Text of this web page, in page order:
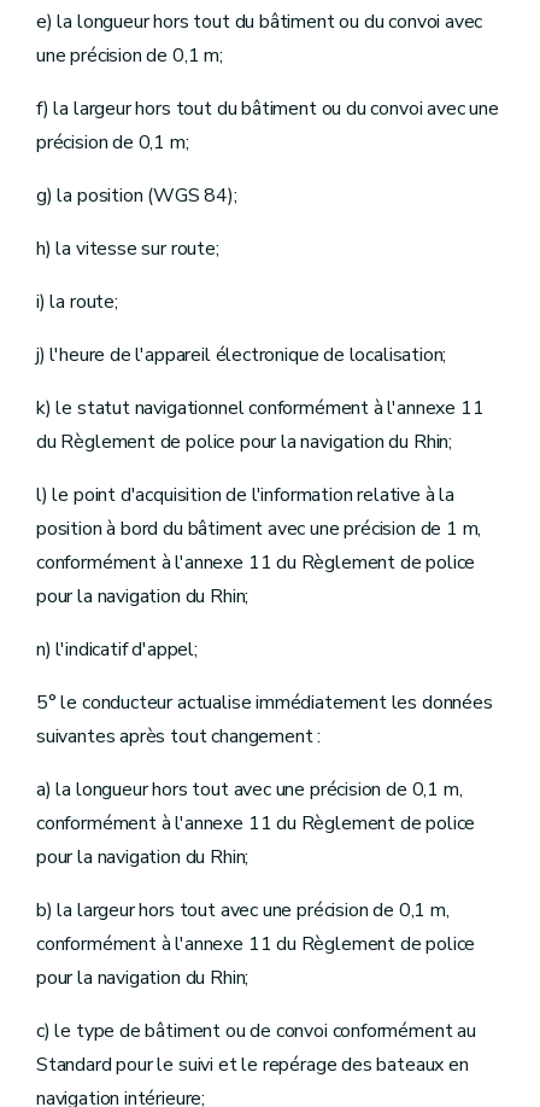
e) la longueur hors tout du bâtiment ou du convoi avec
une précision de 0,1 m;
f) la largeur hors tout du bâtiment ou du convoi avec une
précision de 0,1 m;
g) la position (WGS 84);
h) la vitesse sur route;
i) la route;
j) l'heure de l'appareil électronique de localisation;
k) le statut navigationnel conformément à l'annexe 11
du Règlement de police pour la navigation du Rhin;
l) le point d'acquisition de l'information relative à la
position à bord du bâtiment avec une précision de 1 m,
conformément à l'annexe 11 du Règlement de police
pour la navigation du Rhin;
n) l'indicatif d'appel;
5° le conducteur actualise immédiatement les données
suivantes après tout changement :
a) la longueur hors tout avec une précision de 0,1 m,
conformément à l'annexe 11 du Règlement de police
pour la navigation du Rhin;
b) la largeur hors tout avec une précision de 0,1 m,
conformément à l'annexe 11 du Règlement de police
pour la navigation du Rhin;
c) le type de bâtiment ou de convoi conformément au
Standard pour le suivi et le repérage des bateaux en
navigation intérieure;